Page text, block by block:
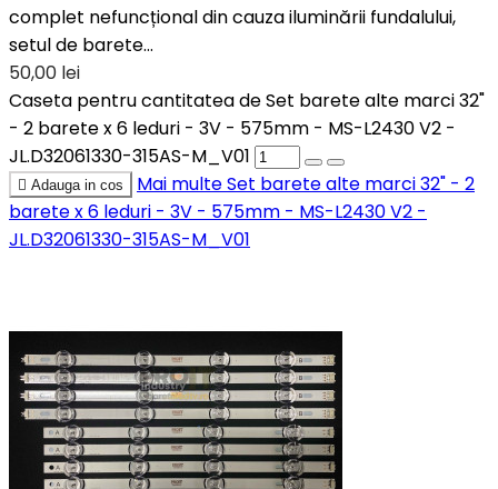
complet nefuncțional din cauza iluminării fundalului,
setul de barete...
50,00 lei
Caseta pentru cantitatea de Set barete alte marci 32"
- 2 barete x 6 leduri - 3V - 575mm - MS-L2430 V2 -
JL.D32061330-315AS-M_V01
 Adauga in cos Mai multeSet barete alte marci 32" - 2
barete x 6 leduri - 3V - 575mm - MS-L2430 V2 -
JL.D32061330-315AS-M_V01